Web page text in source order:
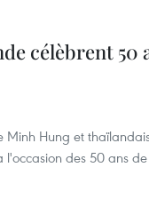
célèbrent 50
Minh Hung et
des 50 ans